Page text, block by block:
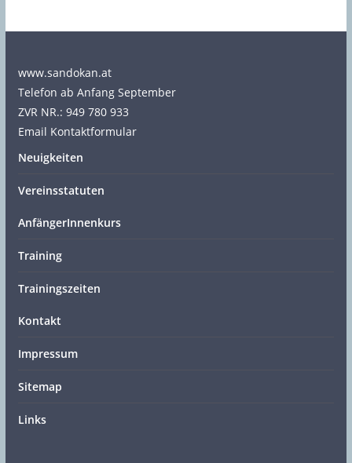
www.sandokan.at
Telefon ab Anfang September
ZVR NR.: 949 780 933
Email Kontaktformular
Neuigkeiten
Vereinsstatuten
AnfängerInnenkurs
Training
Trainingszeiten
Kontakt
Impressum
Sitemap
Links